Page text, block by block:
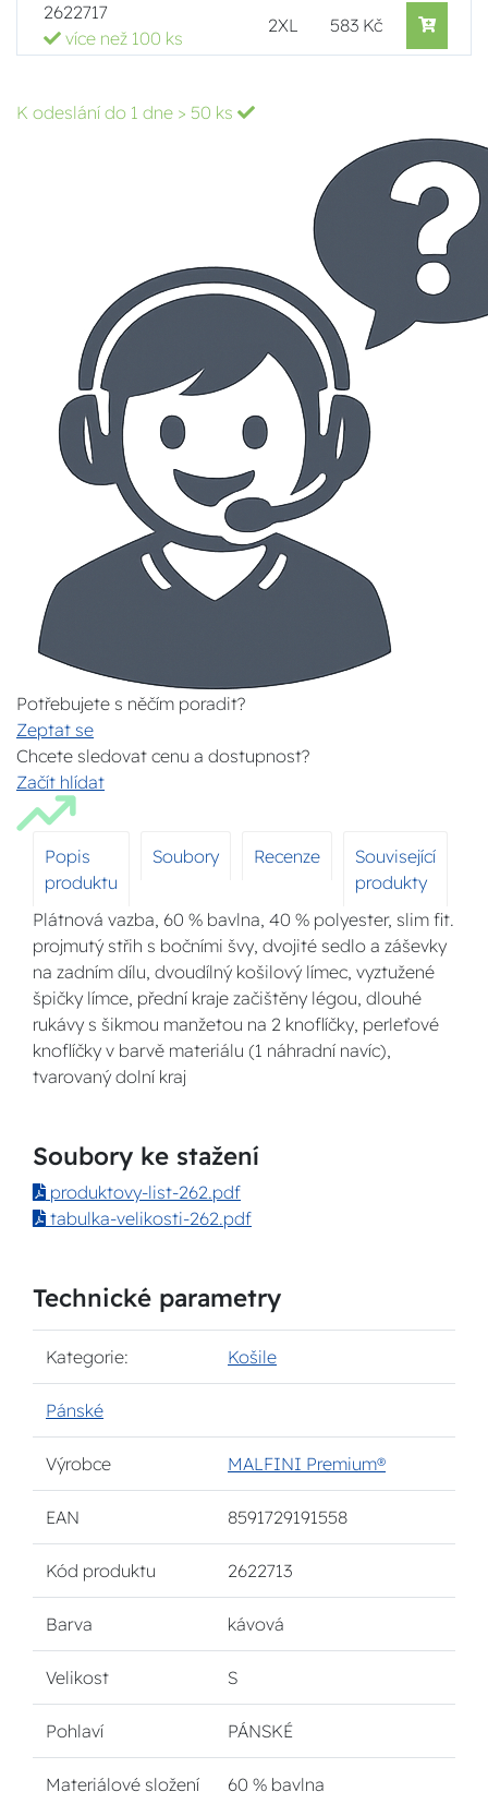
2622717
více než 100 ks
2XL 583 Kč
K odeslání do 1 dne > 50 ks
Potřebujete s něčím poradit?
Zeptat se
Chcete sledovat cenu a dostupnost?
Začít hlídat
Popis
produktu
Soubory Recenze
Související
produkty
Plátnová vazba, 60 % bavlna, 40 % polyester, slim fit.
projmutý střih s bočními švy, dvojité sedlo a záševky
na zadním dílu, dvoudílný košilový límec, vyztužené
špičky límce, přední kraje začištěny légou, dlouhé
rukávy s šikmou manžetou na 2 knoflíčky, perleťové
knoflíčky v barvě materiálu (1 náhradní navíc),
tvarovaný dolní kraj
Soubory ke stažení
produktovy-list-262.pdf
tabulka-velikosti-262.pdf
Technické parametry
Kategorie: Košile
Pánské
Výrobce MALFINI Premium®
EAN 8591729191558
Kód produktu 2622713
Barva kávová
Velikost S
Pohlaví PÁNSKÉ
Materiálové složení 60 % bavlna